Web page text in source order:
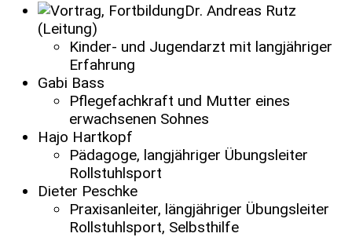
Dr. Andreas Rutz
(Leitung)
Kinder- und Jugendarzt mit langjähriger
Erfahrung
Gabi Bass
Pflegefachkraft und Mutter eines
erwachsenen Sohnes
Hajo Hartkopf
Pädagoge, langjähriger Übungsleiter
Rollstuhlsport
Dieter Peschke
Praxisanleiter, längjähriger Übungsleiter
Rollstuhlsport, Selbsthilfe